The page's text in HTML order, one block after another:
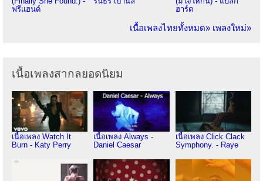
ฟรีแฮนด์
ฮาร์ต
เนื้อเพลงไทยทั้งหมด» เพลงใหม่»
เนื้อเพลงสากลยอดนิยม
เนื้อเพลง Watch It
Burn - Katy Perry
เนื้อเพลง Always -
Daniel Caesar
เนื้อเพลง Click Clack
Symphony. - Raye